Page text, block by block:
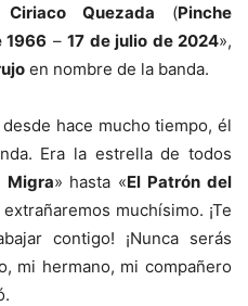
Ciriaco Quezada (Pinche
1966 –17 de julio de 2024»,
en nombre de la banda.
desde hace mucho tiempo, él
Era la estrella de todos
Migra» hasta «El Patrón del
muchísimo. ¡Te
contigo! ¡Nunca serás
mi hermano, mi compañero